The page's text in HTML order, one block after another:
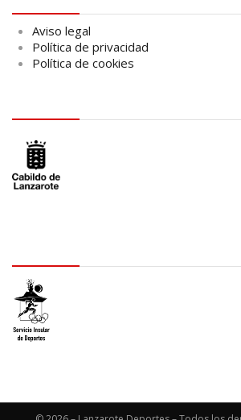
Aviso legal
Política de privacidad
Política de cookies